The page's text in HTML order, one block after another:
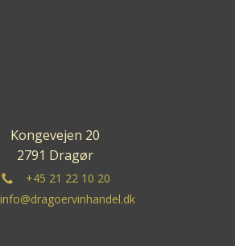
Kongevejen 20
2791 Dragør
+45 21 22 10 20
info@dragoervinhandel.dk